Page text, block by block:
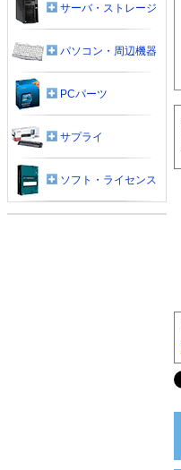
サーバ・ストレージ
パソコン・周辺機器
PCパーツ
サプライ
ソフト・ライセンス